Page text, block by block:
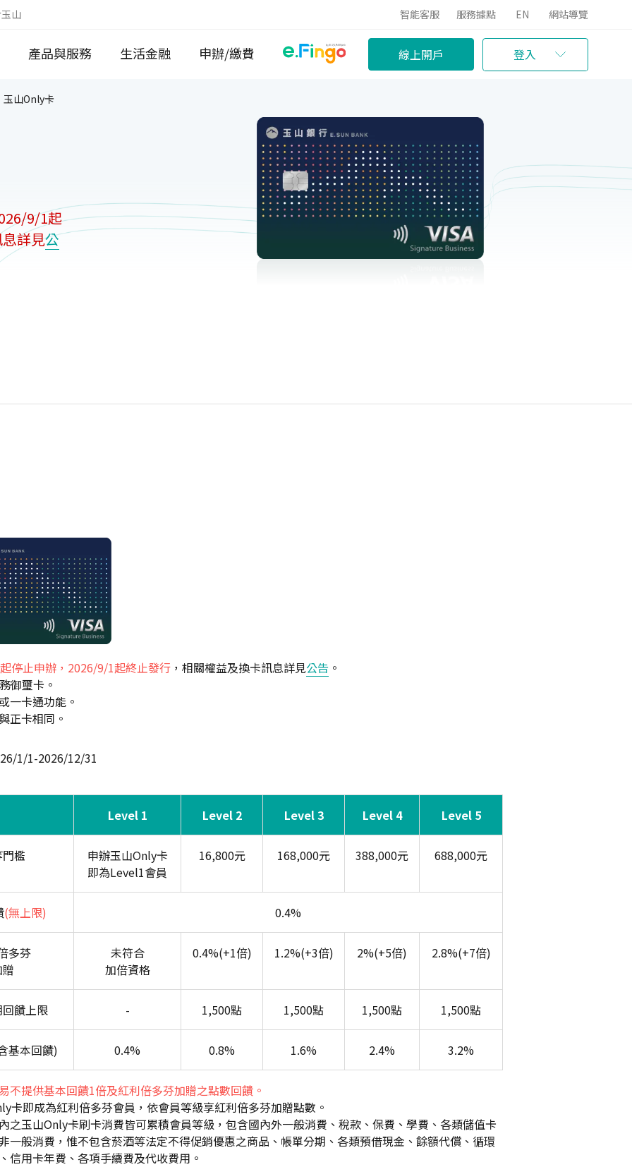
山 智能客服 服務據點 EN 網站導覽
產品與服務 生活金融 申辦/繳費 線上開戶 登入
9/1起
詳見公
玉山Only卡
停止申辦，2026/9/1起終止發行 ，相關權益及換卡訊息詳見公告 。
御璽卡。
一卡通功能。
正卡相同。
1/1-2026/12/31
Level 1 Level 2 Level 3 Level 4 Level 5
檻
申辦玉山Only卡
即為Level1會員
16,800元 168,000元 388,000元 688,000元
(無上限) 0.4%
多芬
未符合
加倍資格
0.4%(+1倍) 1.2%(+3倍) 2%(+5倍) 2.8%(+7倍)
饋上限 - 1,500點 1,500點 1,500點 1,500點
基本回饋) 0.4% 0.8% 1.6% 2.4% 3.2%
不提供基本回饋1倍及紅利倍多芬加贈之點數回饋。
卡即成為紅利倍多芬會員，依會員等級享紅利倍多芬加贈點數。
之玉山Only卡刷卡消費皆可累積會員等級，包含國內外一般消費、稅款、保費、學費、各類儲值卡
一般消費，惟不包含菸酒等法定不得促銷優惠之商品、帳單分期、各類預借現金、餘額代償、循環
信用卡年費、各項手續費及代收費用。